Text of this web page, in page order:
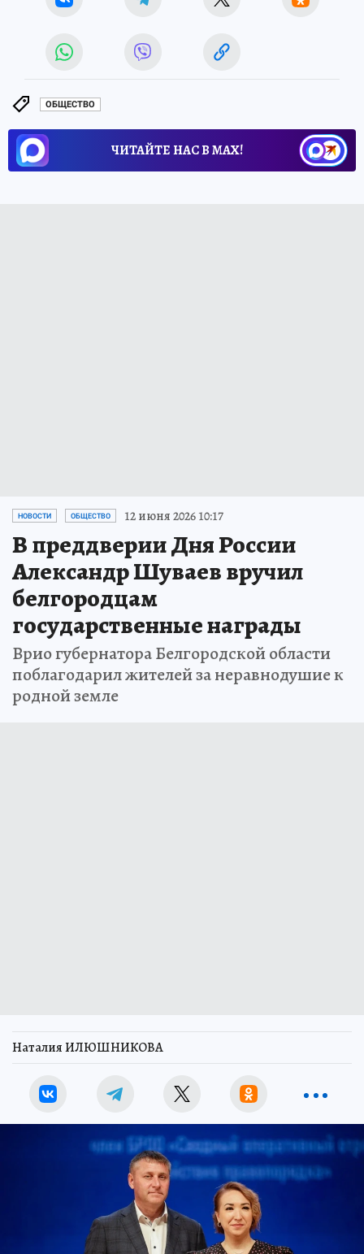
ОБЩЕСТВО
ЧИТАЙТЕ НАС В МАХ!
НОВОСТИ ОБЩЕСТВО 12 июня 2026 10:17
В преддверии Дня России
Александр Шуваев вручил
белгородцам
государственные награды
Врио губернатора Белгородской области
поблагодарил жителей за неравнодушие к
родной земле
Наталия ИЛЮШНИКОВА